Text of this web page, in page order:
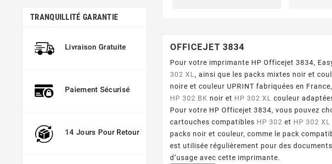
TRANQUILLITÉ GARANTIE
Livraison Gratuite
Paiement Sécurisé
14 Jours Pour Retour
OFFICEJET 3834
Pour votre imprimante HP Officejet 3834,
302 XL , ainsi que les packs mixtes noir et
noire et couleur UPRINT fabriquées en
HP 302 BK noir et HP 302 XL
couleur
Pour votre HP Officejet 3834, vous pouvez
cartouches compatibles HP 302 et HP 302 XL
packs noir et couleur, comme le pack
est utilisée régulièrement pour des
d’usage avec cette imprimante.